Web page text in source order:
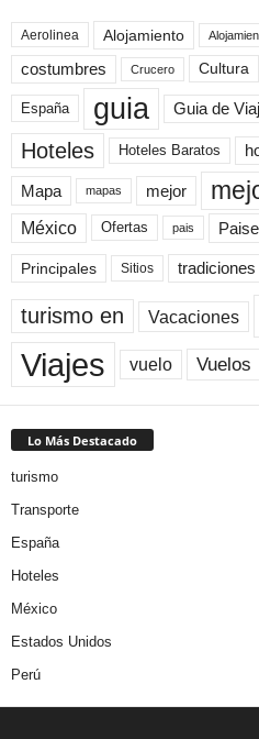
Aerolinea Alojamiento
costumbres Crucero Cultura
España guia Guia de
Hoteles Hoteles Baratos
Mapa mapas mejor
México Ofertas pais
Principales Sitios tradiciones
turismo en Vacaciones
Viajes vuelo Vuelos
Lo Más Destacado
turismo
Transporte
España
Hoteles
México
Estados Unidos
Perú